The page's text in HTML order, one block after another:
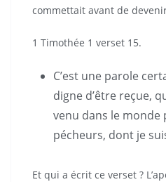
commettait avant de
1 Timothée 1 verset 15.
C’est une parole
digne d’être reçue,
venu dans le monde
pécheurs, dont je
Et qui a écrit ce verset ?